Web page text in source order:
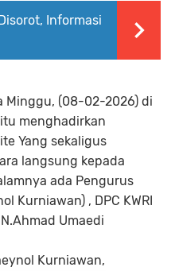
Informasi
Minggu, (08-02-2026) di
menghadirkan
Yang sekaligus
langsung kepada
ada Pengurus
Kurniawan) , DPC KWRI
Umaedi
Kurniawan,